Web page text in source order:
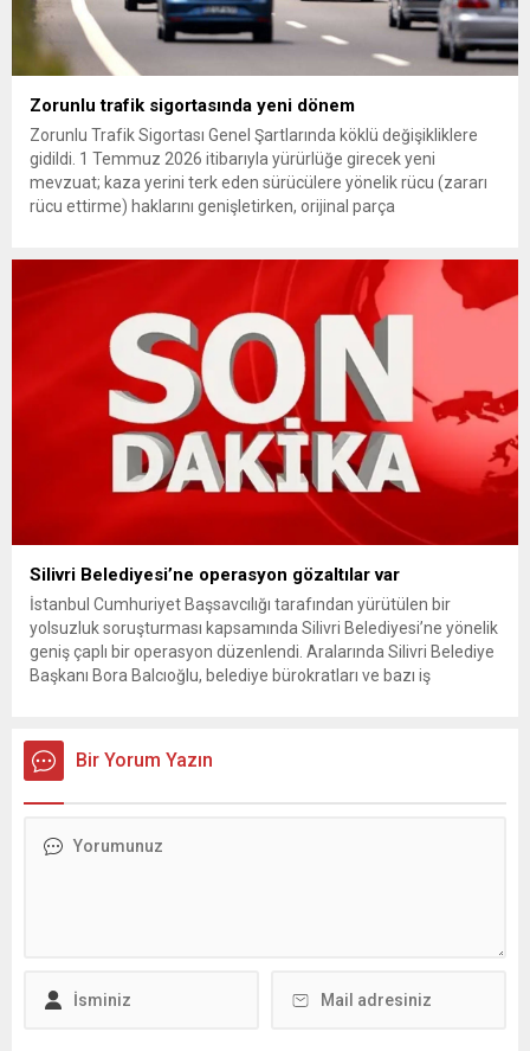
Zorunlu trafik sigortasında yeni dönem
Zorunlu Trafik Sigortası Genel Şartlarında köklü değişikliklere
gidildi. 1 Temmuz 2026 itibarıyla yürürlüğe girecek yeni
mevzuat; kaza yerini terk eden sürücülere yönelik rücu (zararı
rücu ettirme) haklarını genişletirken, orijinal parça
getiriyor. Hazine Müsteşarlığına bağlı ilgili kurumlarca...
Silivri Belediyesi’ne operasyon gözaltılar var
İstanbul Cumhuriyet Başsavcılığı tarafından yürütülen bir
yolsuzluk soruşturması kapsamında Silivri Belediyesi’ne yönelik
geniş çaplı bir operasyon düzenlendi. Aralarında Silivri Belediye
Başkanı Bora Balcıoğlu, belediye bürokratları ve bazı iş
inceleme ve arama çalışmaları devam ediyor. İstanbul’da...
Bir Yorum Yazın